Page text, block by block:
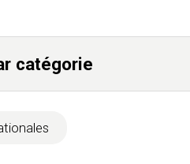
catégorie